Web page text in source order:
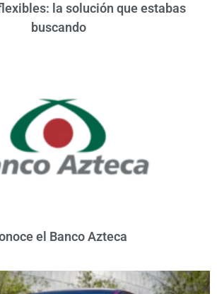
la solución que estabas
buscando
el Banco Azteca